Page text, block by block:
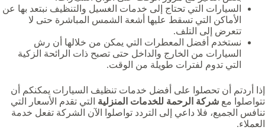
السيارات التي تحتاج إلى خدمات الغسيل والتنظيف نبتعد بها عن
الأماكن التي تسقط عليها أشعة الشمس المباشرة حتى لا
تتعرض إلى التلف.
نستخدم أفضل المعطرات التي يمكن من خلالها أن رش
السيارات من الخارج والداخل حتى تصبح ذات الرائحة الزكية
التي تدوم لفترات طويلة من الوقت.
إذا أردتم أن تحصلوا على أفضل خدمات تنظيف السيارات يمكنكم أن
تتواصلوا مع شركة الرحمة للخدمات المنزلية التي تقدم الأسعار التي
تنافس الجميع، فلا داعي إلى التردد تواصلوا الآن الشركة تفعل خدمة
العملاء.